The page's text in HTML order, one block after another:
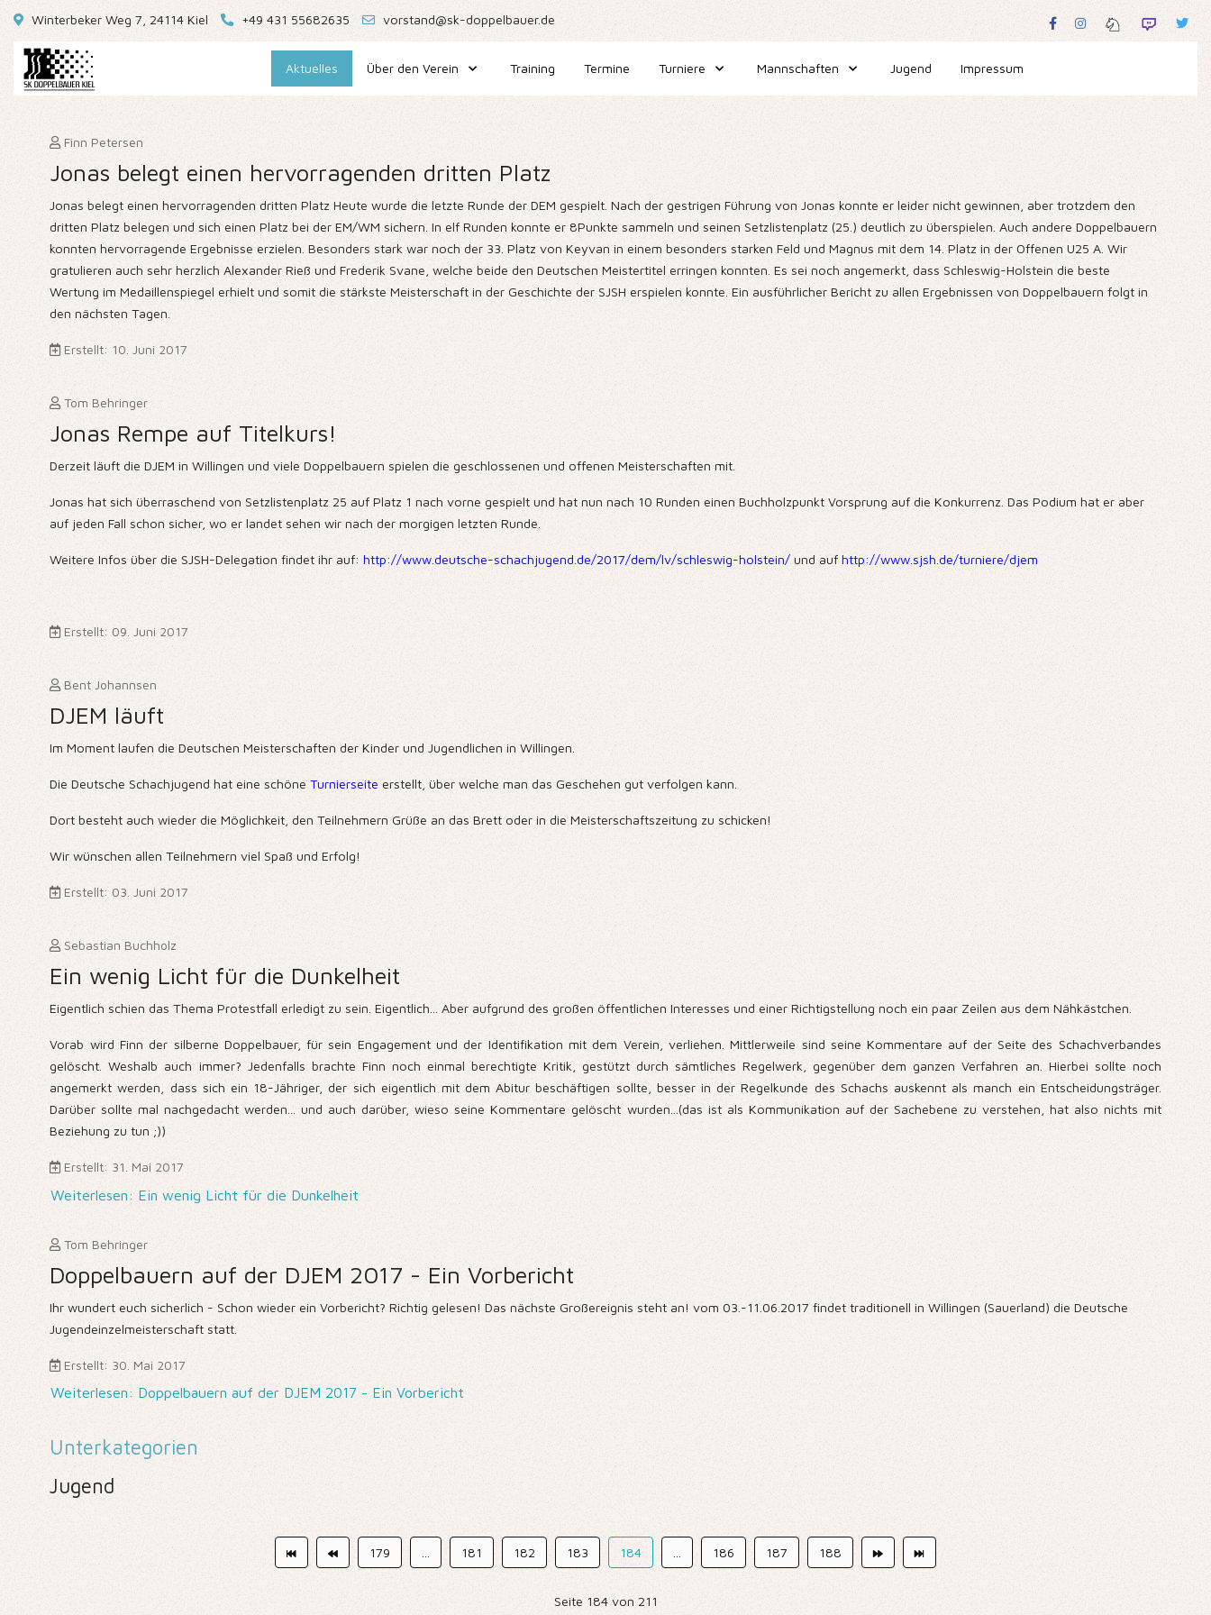
Winterbeker Weg 7, 24114 Kiel +49 431 55682635 vorstand@sk-doppelbauer.de
Aktuelles Über den Verein Training Termine Turniere Mannschaften Jugend Impressum
Finn Petersen
Jonas belegt einen hervorragenden dritten Platz
Jonas belegt einen hervorragenden dritten Platz Heute wurde die letzte Runde der DEM gespielt. Nach der gestrigen Führung von Jonas konnte er leider nicht gewinnen, aber trotzdem den
dritten Platz belegen und sich einen Platz bei der EM/WM sichern. In elf Runden konnte er 8Punkte sammeln und seinen Setzlistenplatz (25.) deutlich zu überspielen. Auch andere Doppelbauern
konnten hervorragende Ergebnisse erzielen. Besonders stark war noch der 33. Platz von Keyvan in einem besonders starken Feld und Magnus mit dem 14. Platz in der Offenen U25 A. Wir
gratulieren auch sehr herzlich Alexander Rieß und Frederik Svane, welche beide den Deutschen Meistertitel erringen konnten. Es sei noch angemerkt, dass Schleswig-Holstein die beste
Wertung im Medaillenspiegel erhielt und somit die stärkste Meisterschaft in der Geschichte der SJSH erspielen konnte. Ein ausführlicher Bericht zu allen Ergebnissen von Doppelbauern folgt in
den nächsten Tagen.
Erstellt: 10. Juni 2017
Tom Behringer
Jonas Rempe auf Titelkurs!
Derzeit läuft die DJEM in Willingen und viele Doppelbauern spielen die geschlossenen und offenen Meisterschaften mit.
Jonas hat sich überraschend von Setzlistenplatz 25 auf Platz 1 nach vorne gespielt und hat nun nach 10 Runden einen Buchholzpunkt Vorsprung auf die Konkurrenz. Das Podium hat er aber
auf jeden Fall schon sicher, wo er landet sehen wir nach der morgigen letzten Runde.
Weitere Infos über die SJSH-Delegation findet ihr auf:http://www.deutsche-schachjugend.de/2017/dem/lv/schleswig-holstein/ und aufhttp://www.sjsh.de/turniere/djem
Erstellt: 09. Juni 2017
Bent Johannsen
DJEM läuft
Im Moment laufen die Deutschen Meisterschaften der Kinder und Jugendlichen in Willingen.
Die Deutsche Schachjugend hat eine schöneTurnierseite erstellt, über welche man das Geschehen gut verfolgen kann.
Dort besteht auch wieder die Möglichkeit, den Teilnehmern Grüße an das Brett oder in die Meisterschaftszeitung zu schicken!
Wir wünschen allen Teilnehmern viel Spaß und Erfolg!
Erstellt: 03. Juni 2017
Sebastian Buchholz
Ein wenig Licht für die Dunkelheit
Eigentlich schien das Thema Protestfall erledigt zu sein. Eigentlich... Aber aufgrund des großen öffentlichen Interesses und einer Richtigstellung noch ein paar Zeilen aus dem Nähkästchen.
Vorab wird Finn der silberne Doppelbauer, für sein Engagement und der Identifikation mit dem Verein, verliehen. Mittlerweile sind seine Kommentare auf der Seite des Schachverbandes
gelöscht. Weshalb auch immer? Jedenfalls brachte Finn noch einmal berechtigte Kritik, gestützt durch sämtliches Regelwerk, gegenüber dem ganzen Verfahren an. Hierbei sollte noch
angemerkt werden, dass sich ein 18-Jähriger, der sich eigentlich mit dem Abitur beschäftigen sollte, besser in der Regelkunde des Schachs auskennt als manch ein Entscheidungsträger.
Darüber sollte mal nachgedacht werden... und auch darüber, wieso seine Kommentare gelöscht wurden...(das ist als Kommunikation auf der Sachebene zu verstehen, hat also nichts mit
Beziehung zu tun ;))
Erstellt: 31. Mai 2017
Weiterlesen: Ein wenig Licht für die Dunkelheit
Tom Behringer
Doppelbauern auf der DJEM 2017 - Ein Vorbericht
Ihr wundert euch sicherlich - Schon wieder ein Vorbericht? Richtig gelesen! Das nächste Großereignis steht an! vom 03.-11.06.2017 findet traditionell in Willingen (Sauerland) die Deutsche
Jugendeinzelmeisterschaft statt.
Erstellt: 30. Mai 2017
Weiterlesen: Doppelbauern auf der DJEM 2017 - Ein Vorbericht
Unterkategorien
Jugend
179 181 182 183 184 186 187 188
Seite 184 von 211